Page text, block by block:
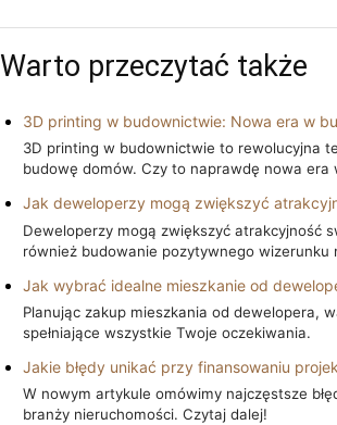
Warto przeczytać także
3D printing w budownictwie: Nowa era w
3D printing w budownictwie to rewolucyjna
budowę domów. Czy to naprawdę nowa era
Jak deweloperzy mogą zwiększyć
Deweloperzy mogą zwiększyć atrakcyjność
również budowanie pozytywnego
Jak wybrać idealne mieszkanie od
Planując zakup mieszkania od dewelopera,
spełniające wszystkie Twoje oczekiwania.
Jakie błędy unikać przy finansowaniu
W nowym artykule omówimy najczęstsze
branży nieruchomości. Czytaj dalej!